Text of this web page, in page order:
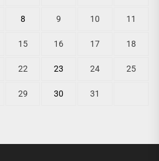
8 9 10 11
15 16 17 18
22 23 24 25
29 30
31